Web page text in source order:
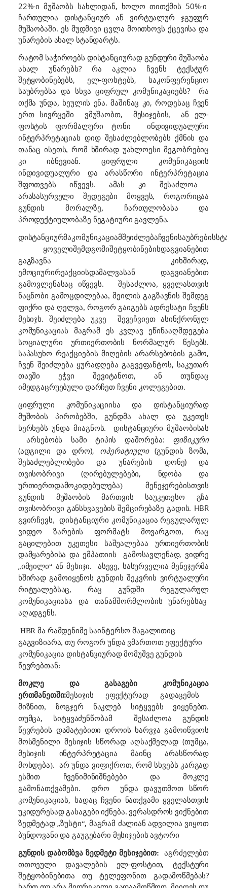
22%-ი მუშაობს სახლიდან, ხოლო თითქმის 50%-ი
ჩართულია დისტანციურ ან ვირტუალურ ჯგუფურ
მუშაობაში. ეს მუდმივი ცვლა მოითხოვს ქცევისა და
უნარების ახალ სტანდარტს.
რატომ საჭიროებს დისტანციურად გუნდური მუშაობა
ახალ უნარებს? რა აკლია ჩვენს ტექსტურ
შეტყობინებებს, ელ-ფოსტებს, საკონფერენციო
საუბრებსა და სხვა ციფრულ კომუნიკაციებს?
რა
თქმა უნდა, ხეულის ენა. მაშინაც კი, როდესაც ჩვენ
ერთ
სივრცეში ვმუშაობთ, მესიჯების,
ან ელ-
ფოსტისფორმალური ტონი ინდივიდუალური
ინტერპრეტაციასდიდ შესაძლებლობებს ქმნის და
თანაც ისეთს, რომ ხშირად უახლოესი მეგობრებიც
კი იბნევიან. ციფრული კომუნიკაციის
ინდივიდუალური და არასწორი ინტერპრეტაცია
შფოთვებს იწვევს.
ამას კი შესაძლოა
არასასურველი შედეგები მოყვეს, როგორიცაა
გუნდის მორალზე, ჩართულობასა და
პროდუქტიულობაზე ნეგატიური გავლენა.
დისტანციურმაკომუნიკაციამშეიძლებაჩვენისაუბრების
ყოველიშემდგომიშეტყობინებისდაგვიანებით
გაგზავნა კიხშირად,
ემოციურირეაქციისდამალვასან
დაგვიანებით
გამოვლენასაც იწვევს.
შესაძლოა, ყველასთვის
ნაცნობი გამოცდილებაა, მეილის გაგზავნის შემდეგ
ფიქრი და ღელვა, როგორ გაიგებს ადრესატი ჩვენს
მესიჯს. შეიძლება უკვე შევეჩვიეთ ასინქრონულ
კომუნიკაციას მაგრამ ეს კვლავ ეწინააღმდეგება
სოციალური ურთიერთობის ნორმალურ წესებს.
საპასუხო რეაქციების მიღების არარსებობის გამო,
ჩვენ შეიძლება ყურადღება გაგვეფანტოს, საკუთარ
თავში ეჭვი შევიტანოთ, ან თუნდაც
იმედგაცრუებული დარჩეთ ჩვენი კოლეგებით.
ციფრული კომუნიკაციისა და დისტანციურად
მუშობის პირობებში,გუნდმა ახალ და უკეთეს
ხერხებს უნდა მიაგნოს.
დისტანციური მუშაობისას
არსებობს სამი ტიპის დაშორება: ფიზიკური
(ადგილი და დრო), ოპერატიული(გუნდის ზომა,
შესაძლებლობები და უნარების დონე) და
თვისობრივი (ღირებულებები, ნდობა და
ურთიერთდამოკიდებულება)მენეჯერებისთვის
გუნდის მუშაობის მართვის საუკეთესო გზა
თვისობრივი განსხვავების შემცირებაზეგადის. HBR
გვირჩევს,
დისტანციური კომუნიკაცია რეგულარულ
ვიდეო ზარების ფორმატს მოვარგოთ, რაც
გაცილებით უკეთესი საშუალებაა ურთიერთობის
დამყარებისა და ემპათიის გამოსავლენად, ვიდრე
„იმეილი“ ან მესიჯი. ასევე, სასურველია მენეჯერმა
ხშირად გამოიყენოსგუნდის შეკვრის ვირტუალური
რიტუალებსაც, რაც
გუნდში რეგულარულ
კომუნიკაციასა და თანამშორმლობის უნარებსაც
აღადგენს.
HBRმა რამდენიმე საინტერსო მაგალითიც
გაგვიზიარა, თუ როგორ უნდა ვმართოთ ეფექტური
კომუნიკაცია დისტანციურად მომუშვე გუნდის
წევრებთან:
მოკლე და გასაგები კომუნიკაცია
ერთმანეთში:მესიჯის ეფექტურად გადაცემის
მიზნით, ზოგჯერ ნაკლებ სიტყვებს ვიყენებთ.
თუმცა,
სიტყვაძუნწობამ შესაძლოა
გუნდის
წევრების დამატებითი დროის ხარვჯა გამოიწვიოს
მოსმენილი მესიჯის სწორად აღსაქმელად(თუმცა,
მესიჯის ინტერპრეტაცია მაინც არასწორად
მოხდება).
არ უნდა ვიფიქროთ, რომ სხვებს კარგად
ესმით ჩვენიმინიშნებები და მოკლე
გამონათქვამები.
დრო
უნდა დავუთმოთ სწორ
კომუნიკაციას, სადაც ჩვენი ნათქვამი ყველასთვის
უკიდურესად გასაგები იქნება. ვერასდროს ვიქნებით
ზედმეტად „ზუსტი“, მაგრამ ძალიან ადვილია ვიყოთ
ბუნდოვანი და გაუგებარი მესიჯების ავტორი
გუნდის დაბომბვა ზედმეტი მესიჯებით:
აგრძელებთ
თთოეული დავალების ელ-ფოსტით, ტექსტური
შეტყობინებითა თუ ტელეფონით გადამოწმებას?